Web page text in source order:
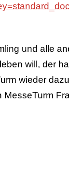
und alle
will, der
wieder
MesseTurm